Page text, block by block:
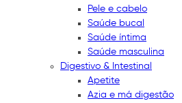
Pele e cabelo
Saúde bucal
Saúde íntima
Saúde masculina
Digestivo & Intestinal
Apetite
Azia e má digestão